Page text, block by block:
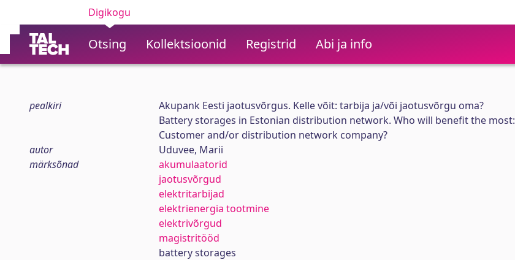
Digikogu
Otsing Kollektsioonid Registrid Abi ja info
pealkiri
Akupank Eesti jaotusvõrgus. Kelle võit: tarbija ja/või jaotusvõrgu oma?
Battery storages in Estonian distribution network. Who will benefit the most:
Customer and/or distribution network company?
autor
Uduvee, Marii
märksõnad
akumulaatorid
jaotusvõrgud
elektritarbijad
elektrienergia tootmine
elektrivõrgud
magistritööd
battery storages